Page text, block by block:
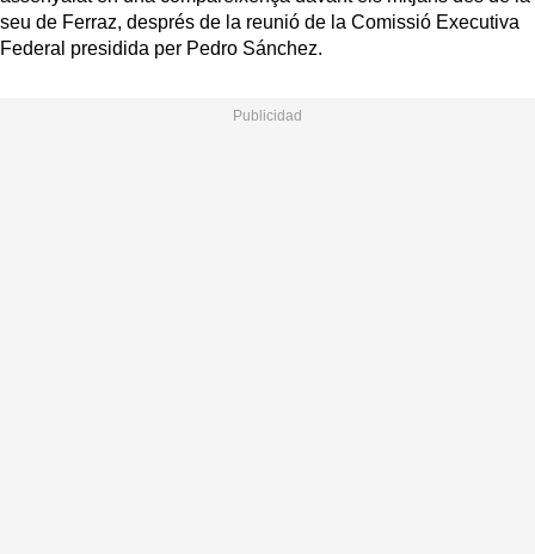
seu de Ferraz, després de la reunió de la Comissió Executiva
Federal presidida per Pedro Sánchez.